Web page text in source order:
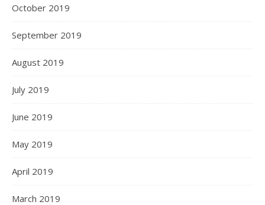
October 2019
September 2019
August 2019
July 2019
June 2019
May 2019
April 2019
March 2019